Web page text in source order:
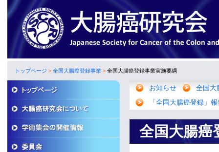
トップページ > 全国大腸癌登録事業 > 全国大腸癌登録事業実施要綱
お知らせ
全国大
「全国大腸癌登録」
全国大腸癌